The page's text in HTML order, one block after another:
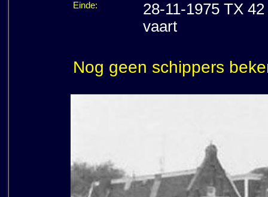
Einde:
28-11-1975 TX
vaart
Nog geen schippers